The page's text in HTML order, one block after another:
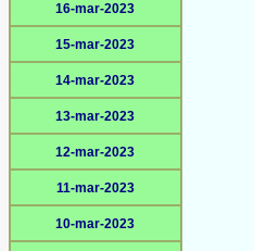
16-mar-2023
15-mar-2023
14-mar-2023
13-mar-2023
12-mar-2023
11-mar-2023
10-mar-2023